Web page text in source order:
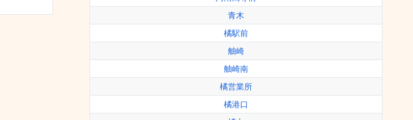
青木
橘駅前
舳崎
舳崎南
橘営業所
橘港口